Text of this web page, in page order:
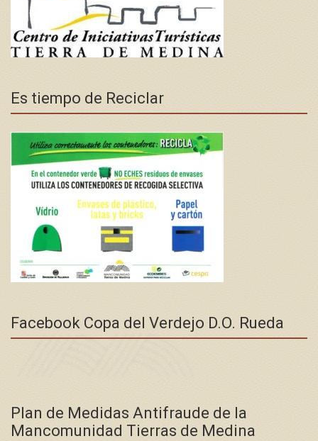
Es tiempo de Reciclar
Facebook Copa del Verdejo D.O. Rueda
Plan de Medidas Antifraude de la
Mancomunidad Tierras de Medina